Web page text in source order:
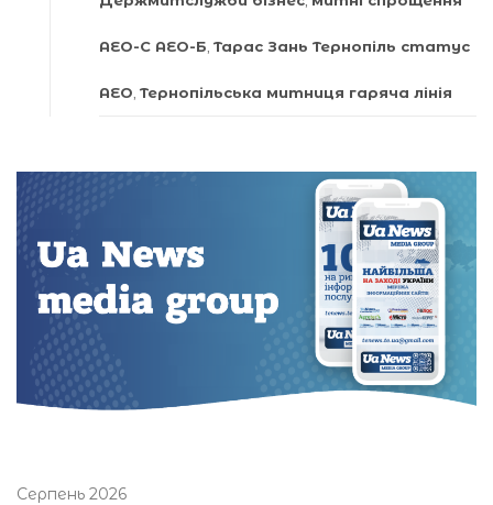
АЕО-С АЕО-Б Тарас Зань Тернопіль статус
АЕО Тернопільська митниця гаряча лінія
Серпень 2026